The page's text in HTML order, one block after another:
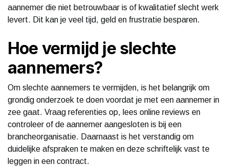
aannemer die niet betrouwbaar is of kwalitatief slecht werk
levert. Dit kan je veel tijd, geld en frustratie besparen.
Hoe vermijd je slechte
aannemers?
Om slechte aannemers te vermijden, is het belangrijk om
grondig onderzoek te doen voordat je met een aannemer in
zee gaat. Vraag referenties op, lees online reviews en
controleer of de aannemer aangesloten is bij een
brancheorganisatie. Daarnaast is het verstandig om
duidelijke afspraken te maken en deze schriftelijk vast te
leggen in een contract.